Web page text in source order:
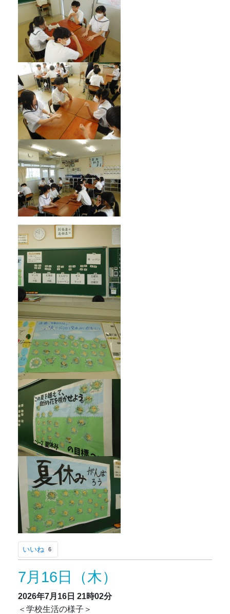
いいね 6
7月16日（木）
2026年7月16日 21時02分
＜学校生活の様子＞